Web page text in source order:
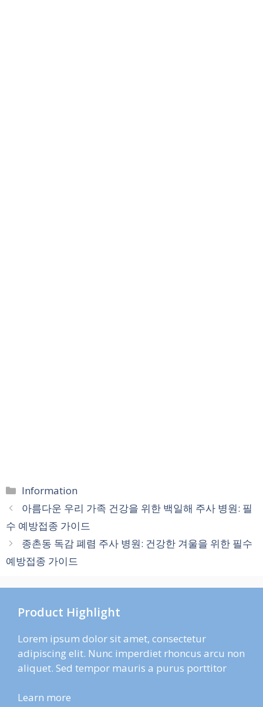
카
테
고
리
Information
아름다운 우리 가족 건강을 위한 백일해 주사 병원: 필
수 예방접종 가이드
종촌동 독감 폐렴 주사 병원: 건강한 겨울을 위한 필수
예방접종 가이드
Product Highlight
Lorem ipsum dolor sit amet, consectetur
adipiscing elit. Nunc imperdiet rhoncus arcu non
aliquet. Sed tempor mauris a purus porttitor
Learn more